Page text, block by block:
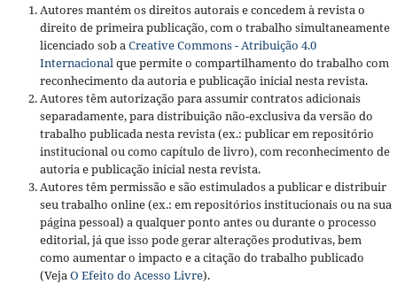
Autores mantém os direitos autorais e concedem à revista o
direito de primeira publicação, com o trabalho simultaneamente
licenciado sob aCreative Commons - Atribuição 4.0
Internacionalque permite o compartilhamento do trabalho com
reconhecimento da autoria e publicação inicial nesta revista.
Autores têm autorização para assumir contratos adicionais
separadamente, para distribuição não-exclusiva da versão do
trabalho publicada nesta revista (ex.: publicar em repositório
institucional ou como capítulo de livro), com reconhecimento de
autoria e publicação inicial nesta revista.
Autores têm permissão e são estimulados a publicar e distribuir
seu trabalho online (ex.: em repositórios institucionais ou na sua
página pessoal) a qualquer ponto antes ou durante o processo
editorial, já que isso pode gerar alterações produtivas, bem
como aumentar o impacto e a citação do trabalho publicado
(VejaO Efeito do Acesso Livre).